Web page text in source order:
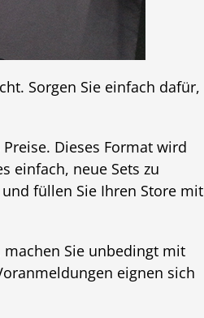
Sorgen Sie einfach dafür,
Dieses Format wird
einfach, neue Sets zu
füllen Sie Ihren Store mit
machen Sie unbedingt mit
eignen sich